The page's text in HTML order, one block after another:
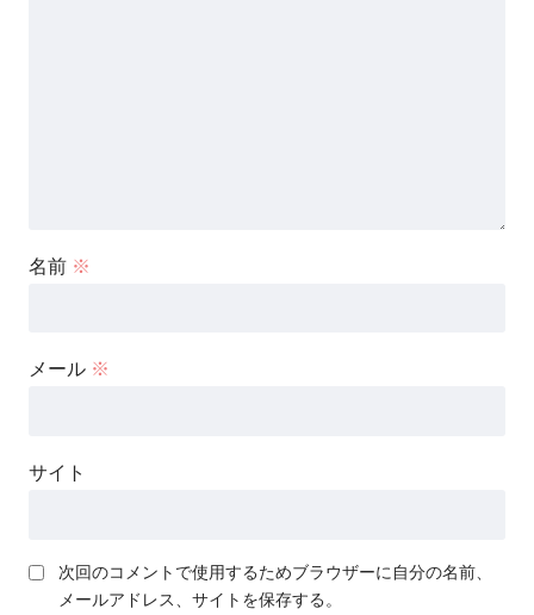
名前 ※
メール ※
サイト
次回のコメントで使用するためブラウザーに自分の名前、
メールアドレス、サイトを保存する。